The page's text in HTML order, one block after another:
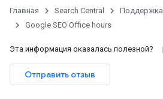
Главная Search Central
Поддержка
Google SEO Office hours
Эта информация оказалась полезной?
Отправить отзыв